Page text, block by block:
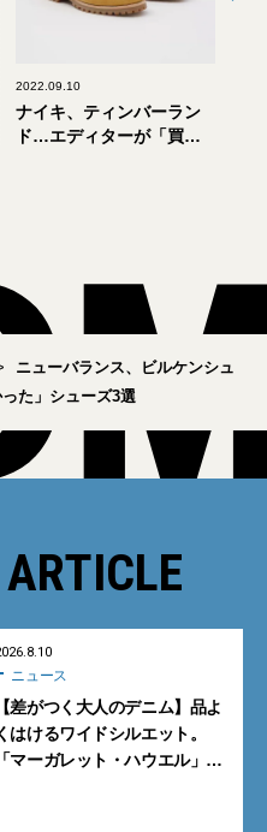
2022.09.10
ナイキ、ティンバーラン
ド…エディターが「買っ
ニューバランス、ビルケンシュ
た」シューズ3選
ニュース
【差がつく大人のデニム】品よ
はけるワイドシルエット。
「マーガレット・ハウエル」と